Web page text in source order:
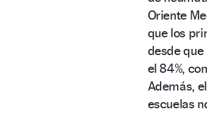
Oriente
que los
desde que
el 84%,
Además,
escuelas